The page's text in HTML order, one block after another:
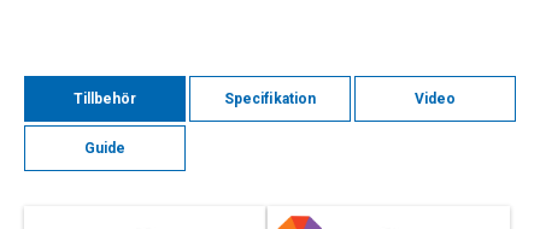
Tillbehör Specifikation Video
Guide